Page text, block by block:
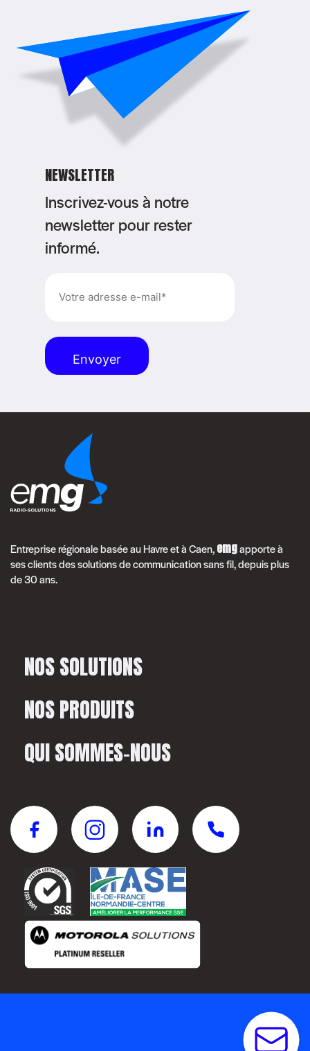
NEWSLETTER
Inscrivez-vous à notre
newsletter pour rester
informé.
mail
Alternative:
Entreprise régionale basée au Havre et à Caen,emgapporte à
ses clients des solutions de communication sans fil, depuis plus
de 30 ans.
NOS SOLUTIONS
NOS PRODUITS
QUI SOMMES-NOUS